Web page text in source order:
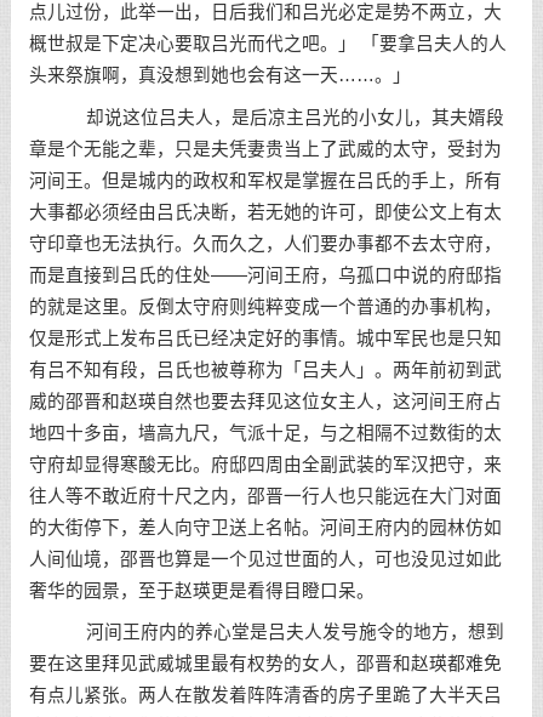
点儿过份，此举一出，日后我们和吕光必定是势不两立，大
概世叔是下定决心要取吕光而代之吧。」 「要拿吕夫人的人
头来祭旗啊，真没想到她也会有这一天……。」
却说这位吕夫人，是后凉主吕光的小女儿，其夫婿段
章是个无能之辈，只是夫凭妻贵当上了武威的太守，受封为
河间王。但是城内的政权和军权是掌握在吕氏的手上，所有
大事都必须经由吕氏决断，若无她的许可，即使公文上有太
守印章也无法执行。久而久之，人们要办事都不去太守府，
而是直接到吕氏的住处——河间王府，乌孤口中说的府邸指
的就是这里。反倒太守府则纯粹变成一个普通的办事机构，
仅是形式上发布吕氏已经决定好的事情。城中军民也是只知
有吕不知有段，吕氏也被尊称为「吕夫人」。两年前初到武
威的邵晋和赵瑛自然也要去拜见这位女主人，这河间王府占
地四十多亩，墙高九尺，气派十足，与之相隔不过数街的太
守府却显得寒酸无比。府邸四周由全副武装的军汉把守，来
往人等不敢近府十尺之内，邵晋一行人也只能远在大门对面
的大街停下，差人向守卫送上名帖。河间王府内的园林仿如
人间仙境，邵晋也算是一个见过世面的人，可也没见过如此
奢华的园景，至于赵瑛更是看得目瞪口呆。
河间王府内的养心堂是吕夫人发号施令的地方，想到
要在这里拜见武威城里最有权势的女人，邵晋和赵瑛都难免
有点儿紧张。两人在散发着阵阵清香的房子里跪了大半天吕